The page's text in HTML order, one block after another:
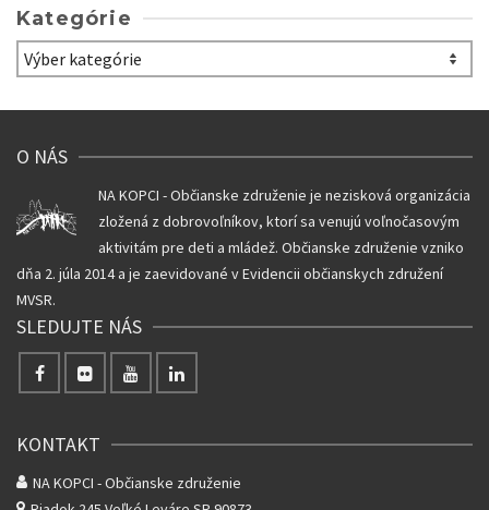
Kategórie
Kategórie
O NÁS
NA KOPCI - Občianske združenie je nezisková organizácia
zložená z dobrovoľníkov, ktorí sa venujú voľnočasovým
aktivitám pre deti a mládež. Občianske združenie vzniko
dňa 2. júla 2014 a je zaevidované v Evidencii občianskych združení
MVSR.
SLEDUJTE NÁS
KONTAKT
NA KOPCI - Občianske združenie